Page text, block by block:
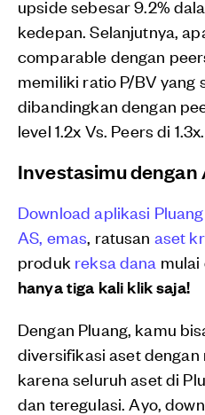
upside sebesar 9.2%
kedepan. Selanjutnya,
comparable dengan
memiliki ratio P/BV yang
dibandingkan dengan
level 1.2x Vs. Peers di 1.3x.
Investasimu dengan
Download aplikasi Pluang
AS, emas , ratusan aset
produk reksa dana mulai
hanya tiga kali klik saja!
Dengan Pluang, kamu
diversifikasi aset dengan
karena seluruh aset di
dan teregulasi. Ayo,